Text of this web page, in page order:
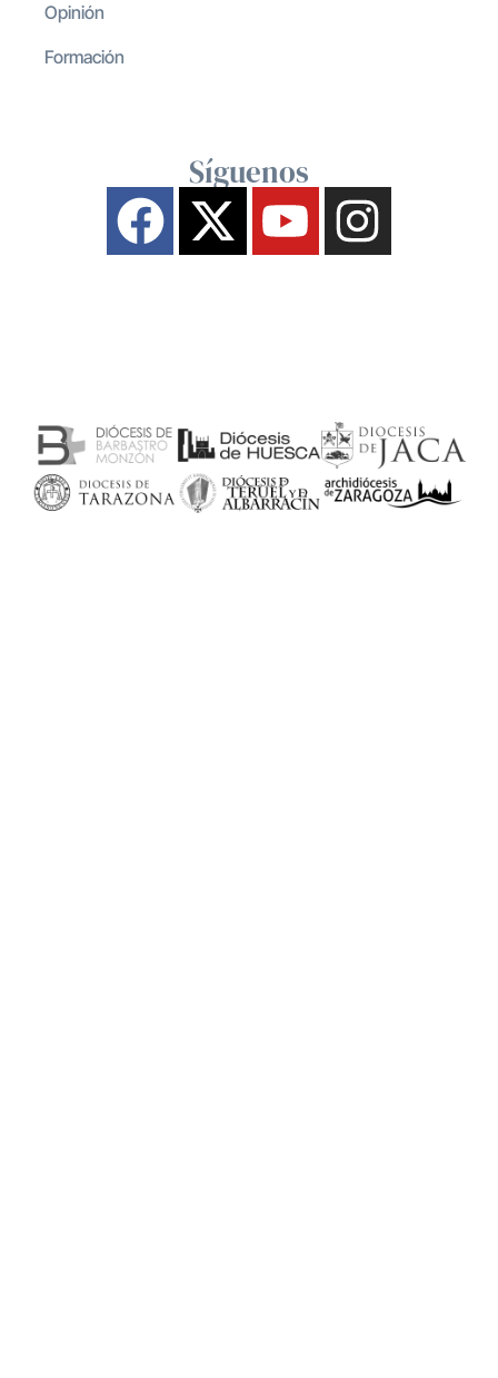
Opinión
Formación
Síguenos